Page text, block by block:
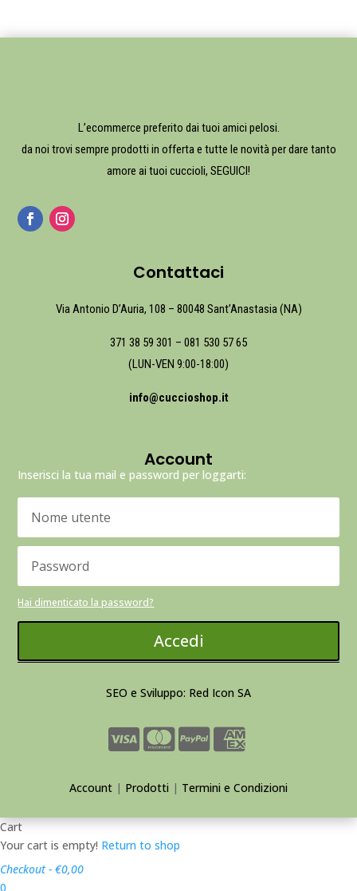
L’ecommerce preferito dai tuoi amici pelosi.
da noi trovi sempre prodotti in offerta e tutte le novità per dare tanto
amore ai tuoi cuccioli, SEGUICI!
Contattaci
Via Antonio D’Auria, 108 – 80048 Sant’Anastasia (NA)
371 38 59 301 – 081 530 57 65
(LUN-VEN 9:00-18:00)
info@cuccioshop.it
Account
Inserisci la tua mail e password per loggarti:
Hai dimenticato la password?
Accedi
SEO e Sviluppo: Red Icon SA
Account | Prodotti | Termini e Condizioni
Cart
Your cart is empty! Return to shop
Checkout - €0,00
0